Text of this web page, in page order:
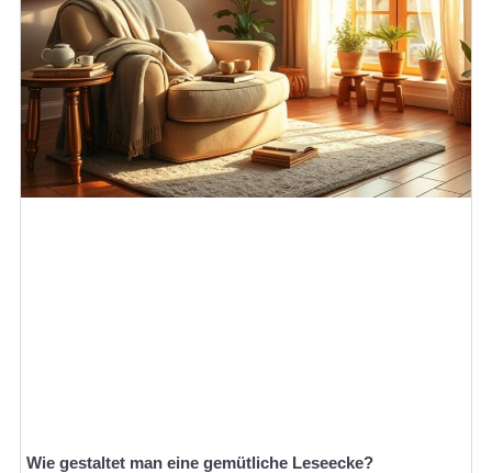
Wie gestaltet man eine gemütliche Leseecke?